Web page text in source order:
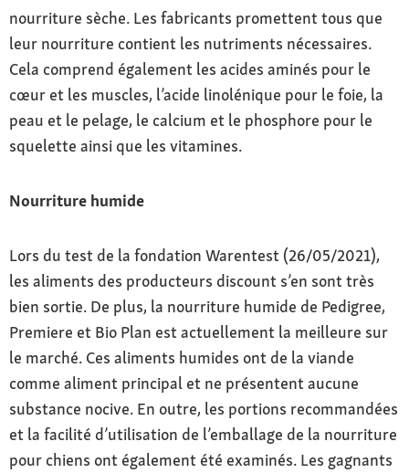
nourriture sèche. Les fabricants promettent tous que
leur nourriture contient les nutriments nécessaires.
Cela comprend également les acides aminés pour le
cœur et les muscles, l’acide linolénique pour le foie, la
peau et le pelage, le calcium et le phosphore pour le
squelette ainsi que les vitamines.
Nourriture humide
Lors du test de la fondation Warentest (26/05/2021),
les aliments des producteurs discount s’en sont très
bien sortie. De plus, la nourriture humide de Pedigree,
Premiere et Bio Plan est actuellement la meilleure sur
le marché. Ces aliments humides ont de la viande
comme aliment principal et ne présentent aucune
substance nocive. En outre, les portions recommandées
et la facilité d’utilisation de l’emballage de la nourriture
pour chiens ont également été examinés. Les gagnants